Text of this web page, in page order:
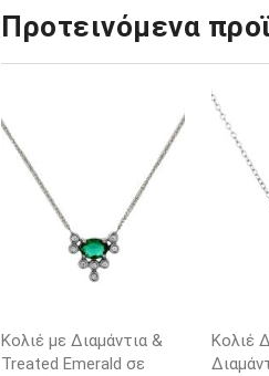
Προτεινόμενα
Κολιέ με Διαμάντια &
Treated Emerald σε
Κολιέ